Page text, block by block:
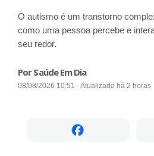
O autismo é um transtorno
como uma pessoa percebe e
seu redor.
Por Saúde Em Dia
08/08/2026 10:51 - Atualizado há 2 horas